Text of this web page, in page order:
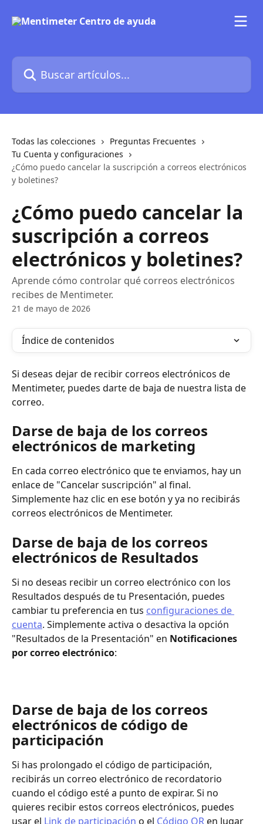
Buscar artículos...
Todas las colecciones
Preguntas Frecuentes
Tu Cuenta y configuraciones
¿Cómo puedo cancelar la suscripción a correos electrónicos
y boletines?
¿Cómo puedo cancelar la
suscripción a correos
electrónicos y boletines?
Aprende cómo controlar qué correos electrónicos
recibes de Mentimeter.
21 de mayo de 2026
Índice de contenidos
Si deseas dejar de recibir correos electrónicos de
Mentimeter, puedes darte de baja de nuestra lista de
correo.
Darse de baja de los correos
electrónicos de marketing
En cada correo electrónico que te enviamos, hay un
enlace de "Cancelar suscripción" al final.
Simplemente haz clic en ese botón y ya no recibirás
correos electrónicos de Mentimeter.
Darse de baja de los correos
electrónicos de Resultados
Si no deseas recibir un correo electrónico con los
Resultados después de tu Presentación, puedes
cambiar tu preferencia en tus configuraciones de
cuenta. Simplemente activa o desactiva la opción
"Resultados de la Presentación" en Notificaciones
por correo electrónico:
Darse de baja de los correos
electrónicos de código de
participación
Si has prolongado el código de participación,
recibirás un correo electrónico de recordatorio
cuando el código esté a punto de expirar. Si no
quieres recibir estos correos electrónicos, puedes
usar el Link de participación o el Código QR en lugar